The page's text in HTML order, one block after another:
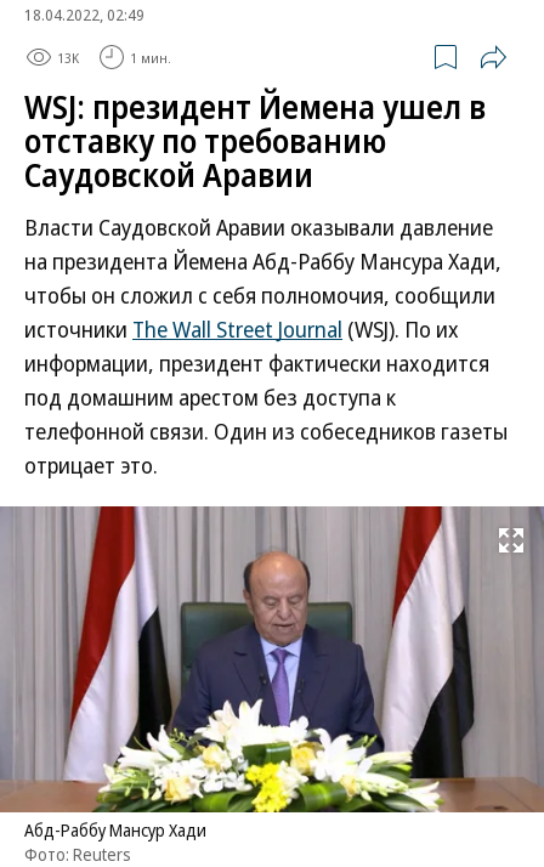
18.04.2022, 02:49
13K 1 мин.
WSJ: президент Йемена ушел в
отставку по требованию
Саудовской Аравии
Власти Саудовской Аравии оказывали давление
на президента Йемена Абд-Раббу Мансура Хади,
чтобы он сложил с себя полномочия, сообщили
источники The Wall Street Journal (WSJ). По их
информации, президент фактически находится
под домашним арестом без доступа к
телефонной связи. Один из собеседников газеты
отрицает это.
Развернуть
Абд-Раббу Мансур Хади
Фото: Reuters